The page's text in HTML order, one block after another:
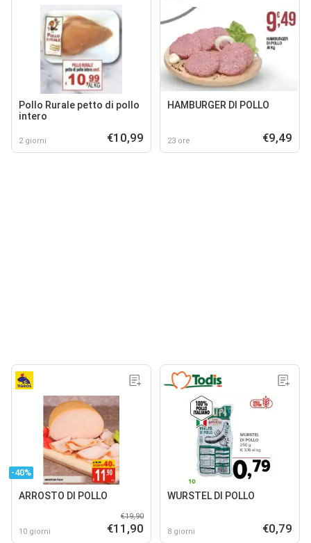
Pollo Rurale petto di pollo
intero
2 giorni €10,99
HAMBURGER DI POLLO
23 ore €9,49
-40%
ARROSTO DI POLLO
10 giorni
€19,90
€11,90
WURSTEL DI POLLO
8 giorni €0,79